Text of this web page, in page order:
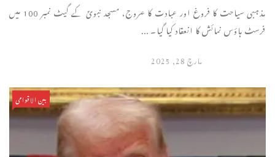
مذہبی سیاحت کا فروغ اور عبادت کا عروج، مسجد نبویؐ کے گیٹ نمبر 100 میں
فرسٹ ہاؤس نمائش کا انعقاد کیا گیا۔ ...
مارچ 28, 2025
بین الاقوامی